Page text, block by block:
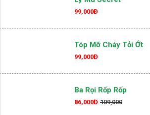
99,000Đ
Tóp Mỡ Cháy Tỏi Ớt
99,000Đ
Ba Rọi Rốp Rốp
86,000Đ 109,000